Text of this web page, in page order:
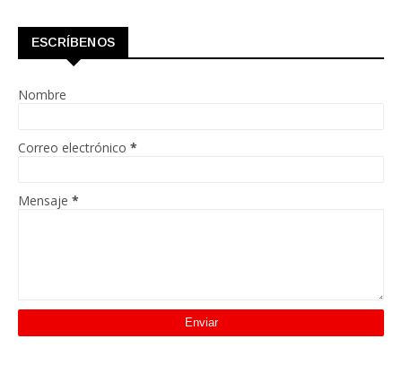
ESCRÍBENOS
Nombre
Correo electrónico *
Mensaje *